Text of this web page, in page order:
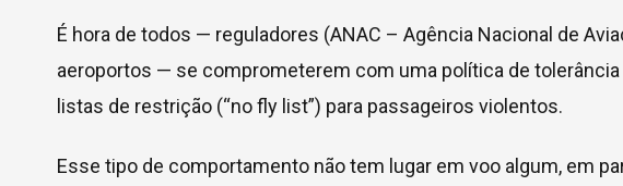
É hora de todos — reguladores (ANAC – Agência Nacional de
aeroportos — se comprometerem com uma política de
listas de restrição (“no fly list”) para passageiros violentos.
Esse tipo de comportamento não tem lugar em voo algum, em